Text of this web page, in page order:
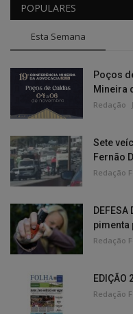
POPULARES
Esta Semana
Poços
Mineira
Redação
Sete
Fernão
Redação
pimenta
Redação
EDIÇÃO
Redação